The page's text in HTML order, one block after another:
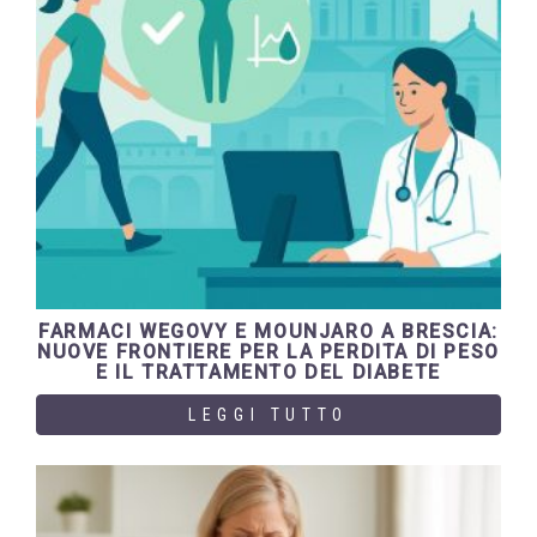
FARMACI WEGOVY E MOUNJARO A BRESCIA:
NUOVE FRONTIERE PER LA PERDITA DI PESO
E IL TRATTAMENTO DEL DIABETE
LEGGI TUTTO